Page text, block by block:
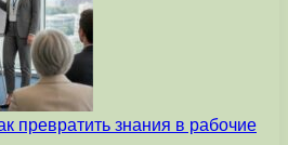
превратить знания в рабочие